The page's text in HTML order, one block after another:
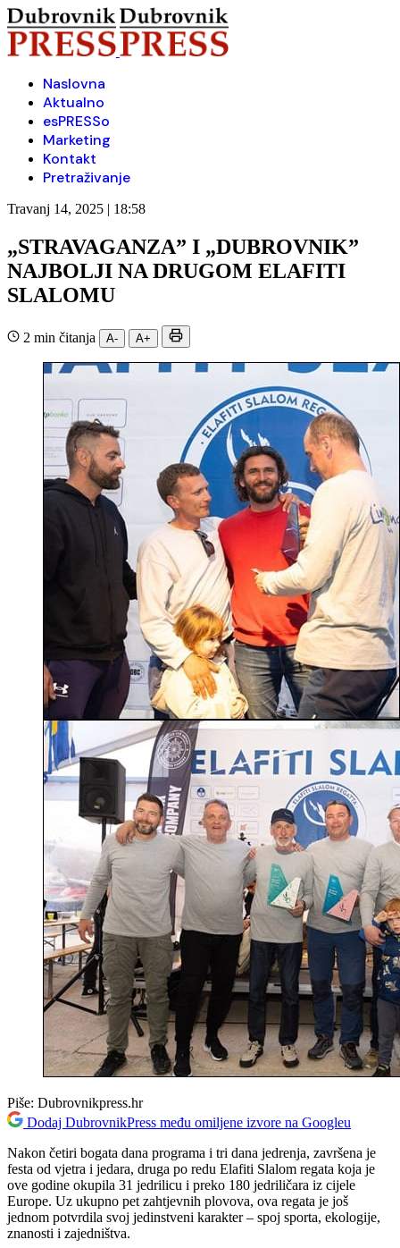
Naslovna
Aktualno
esPRESSo
Marketing
Kontakt
Pretraživanje
Travanj 14, 2025 | 18:58
„STRAVAGANZA” I „DUBROVNIK”
NAJBOLJI NA DRUGOM ELAFITI
SLALOMU
2 min čitanja A- A+
Piše: Dubrovnikpress.hr
Dodaj DubrovnikPress među omiljene izvore na Googleu
Nakon četiri bogata dana programa i tri dana jedrenja, završena je
festa od vjetra i jedara, druga po redu Elafiti Slalom regata koja je
ove godine okupila 31 jedrilicu i preko 180 jedriličara iz cijele
Europe. Uz ukupno pet zahtjevnih plovova, ova regata je još
jednom potvrdila svoj jedinstveni karakter – spoj sporta, ekologije,
znanosti i zajedništva.